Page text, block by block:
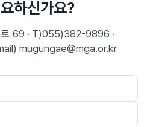
하신가요?
로 69 · T)055)382-9896 ·
mugungae@mga.or.kr